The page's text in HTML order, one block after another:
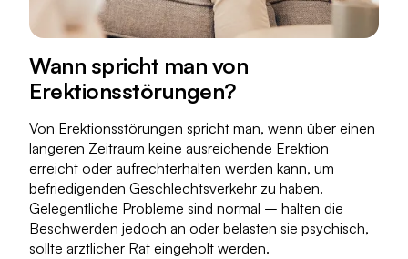
Wann spricht man von
Erektionsstörungen?
Von Erektionsstörungen spricht man, wenn über einen
längeren Zeitraum keine ausreichende Erektion
erreicht oder aufrechterhalten werden kann, um
befriedigenden Geschlechtsverkehr zu haben.
Gelegentliche Probleme sind normal – halten die
Beschwerden jedoch an oder belasten sie psychisch,
sollte ärztlicher Rat eingeholt werden.